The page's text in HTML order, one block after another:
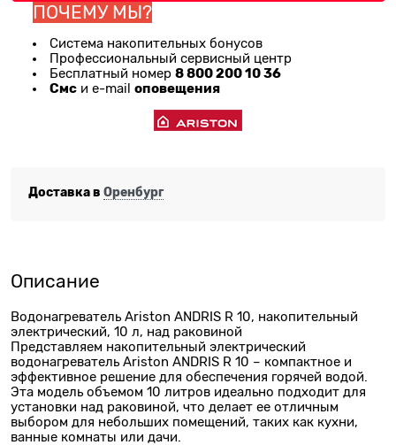
ПОЧЕМУ МЫ?
Система накопительных бонусов
Профессиональный сервисный центр
Бесплатный номер 8 800 200 10 36
Смс и e-mail оповещения
Доставка в Оренбург
Описание
Водонагреватель Ariston ANDRIS R 10, накопительный
электрический, 10 л, над раковиной
Представляем накопительный электрический
водонагреватель Ariston ANDRIS R 10 – компактное и
эффективное решение для обеспечения горячей водой.
Эта модель объемом 10 литров идеально подходит для
установки над раковиной, что делает ее отличным
выбором для небольших помещений, таких как кухни,
ванные комнаты или дачи.